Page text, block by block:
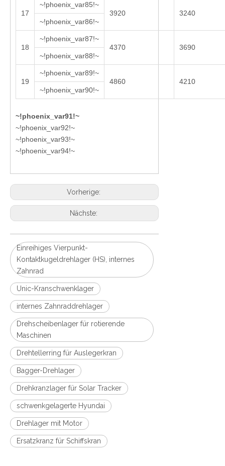
17
~!phoenix_var85!~
3920
3240
~!phoenix_var86!~
18
~!phoenix_var87!~
4370
3690
~!phoenix_var88!~
19
~!phoenix_var89!~
4860
4210
~!phoenix_var90!~
~!phoenix_var91!~
~!phoenix_var92!~
~!phoenix_var93!~
~!phoenix_var94!~
Vorherige:
Nächste:
Einreihiges Vierpunkt-
Kontaktkugeldrehlager (HS), internes
Zahnrad
Unic-Kranschwenklager
internes Zahnraddrehlager
Drehscheibenlager für rotierende
Maschinen
Drehtellerring für Auslegerkran
Bagger-Drehlager
Drehkranzlager für Solar Tracker
schwenkgelagerte Hyundai
Drehlager mit Motor
Ersatzkranz für Schiffskran